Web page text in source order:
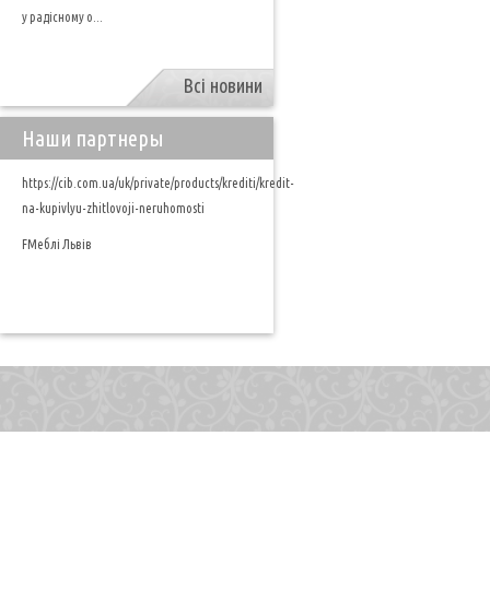
у радісному о...
Всі новини
Наши партнеры
https://cib.com.ua/uk/private/products/krediti/kredit-
na-kupivlyu-zhitlovoji-neruhomosti
FМеблі Львів